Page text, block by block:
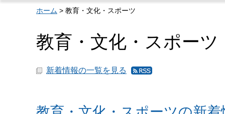
ホーム > 教育・文化・スポーツ
教育・文化・スポーツ
新着情報の一覧を見る
教
化・